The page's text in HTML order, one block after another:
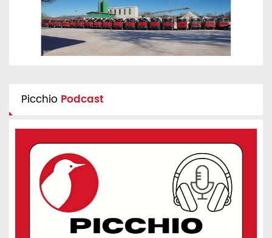
Picchio Podcast